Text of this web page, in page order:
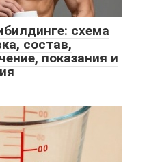
схема
состав,
показания и